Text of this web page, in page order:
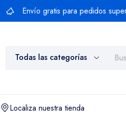
Envío gratis para pedidos
Todas las categorías
Localiza nuestra tienda